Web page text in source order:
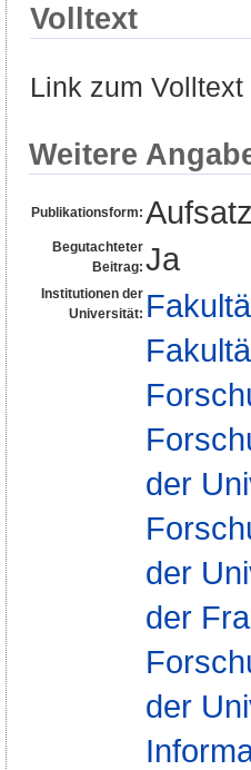
Volltext
Link zum
Weitere
Publikationsform:
Begutachteter
Beitrag: Ja
Institutionen der
Universität:
der
der
der
der